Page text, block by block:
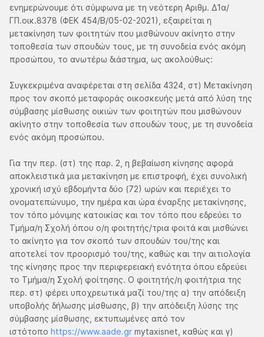
ενημερώνουμε ότι σύμφωνα με τη νεότερη Αριθμ. Δ1α/
ΓΠ.οικ.8378 (ΦΕΚ 454/Β/05-02-2021), εξαιρείται η
μετακίνηση των φοιτητών που μισθώνουν ακίνητο στην
τοποθεσία των σπουδών τους, με τη συνοδεία ενός ακόμη
προσώπου, το ανωτέρω διάστημα, ως ακολούθως:
Συγκεκριμένα αναφέρεται στη σελίδα 4324, στ) Μετακίνηση
προς τον σκοπό μεταφοράς οικοσκευής μετά από λύση της
σύμβασης μίσθωσης οικιών των φοιτητών που μισθώνουν
ακίνητο στην τοποθεσία των σπουδών τους, με τη συνοδεία
ενός ακόμη προσώπου.
Για την περ. (στ) της παρ. 2, η βεβαίωση κίνησης αφορά
αποκλειστικά μια μετακίνηση με επιστροφή, έχει συνολική
χρονική ισχύ εβδομήντα δύο (72) ωρών και περιέχει το
ονοματεπώνυμο, την ημέρα και ώρα έναρξης μετακίνησης,
τον τόπο μόνιμης κατοικίας και τον τόπο που εδρεύει το
Τμήμα/η Σχολή όπου ο/η φοιτητής/τρια φοιτά και μισθώνει
το ακίνητο για τον σκοπό των σπουδών του/της και
αποτελεί τον προορισμό του/της, καθώς και την αιτιολογία
της κίνησης προς την περιφερειακή ενότητα όπου εδρεύει
το Τμήμα/η Σχολή φοίτησης. Ο φοιτητής/η φοιτήτρια της
περ. στ) φέρει υποχρεωτικά μαζί του/της α) την απόδειξη
υποβολής δήλωσης μίσθωσης, β) την απόδειξη λύσης της
σύμβασης μίσθωσης, εκτυπωμένες από τον
ιστότοπο https://www.aade.gr mytaxisnet, καθώς και γ)